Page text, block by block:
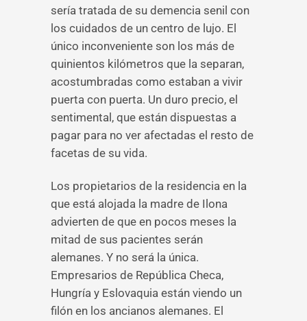
sería tratada de su demencia senil con
los cuidados de un centro de lujo. El
único inconveniente son los más de
quinientos kilómetros que la separan,
acostumbradas como estaban a vivir
puerta con puerta. Un duro precio, el
sentimental, que están dispuestas a
pagar para no ver afectadas el resto de
facetas de su vida.
Los propietarios de la residencia en la
que está alojada la madre de Ilona
advierten de que en pocos meses la
mitad de sus pacientes serán
alemanes. Y no será la única.
Empresarios de República Checa,
Hungría y Eslovaquia están viendo un
filón en los ancianos alemanes. El